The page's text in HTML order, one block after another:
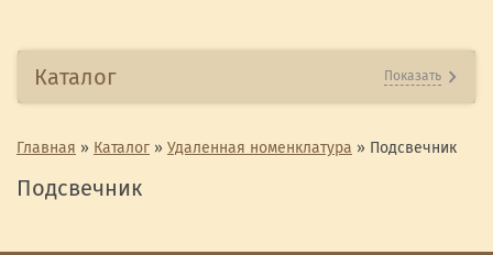
Каталог Показать
Главная » Каталог » Удаленная номенклатура » Подсвечник
Подсвечник